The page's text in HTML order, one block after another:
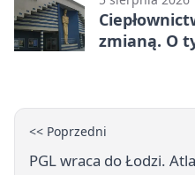
zmianą. O
<< Poprzedni
PGL wraca do Łodzi.